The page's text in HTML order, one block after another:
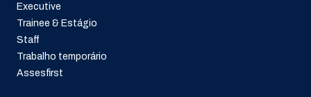
Executive
Trainee & Estágio
Staff
Trabalho temporário
Assesfirst